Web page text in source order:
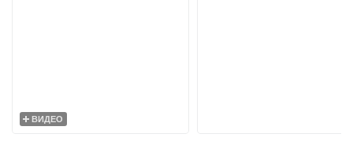
ВИДЕО